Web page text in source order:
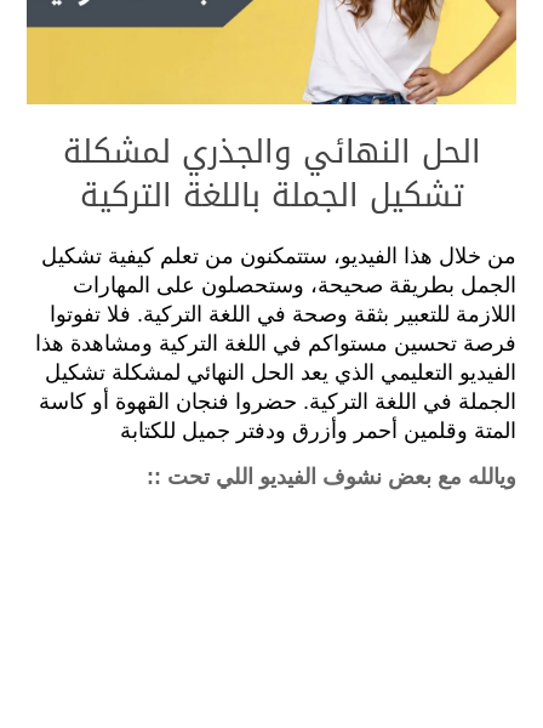
الحل النهائي والجذري لمشكلة
تشكيل الجملة باللغة التركية
من خلال هذا الفيديو، ستتمكنون من تعلم كيفية تشكيل
الجمل بطريقة صحيحة، وستحصلون على المهارات
اللازمة للتعبير بثقة وصحة في اللغة التركية. فلا تفوتوا
فرصة تحسين مستواكم في اللغة التركية ومشاهدة هذا
الفيديو التعليمي الذي يعد الحل النهائي لمشكلة تشكيل
الجملة في اللغة التركية. حضروا فنجان القهوة أو كاسة
المتة وقلمين أحمر وأزرق ودفتر جميل للكتابة
ويالله مع بعض نشوف الفيديو اللي تحت ::